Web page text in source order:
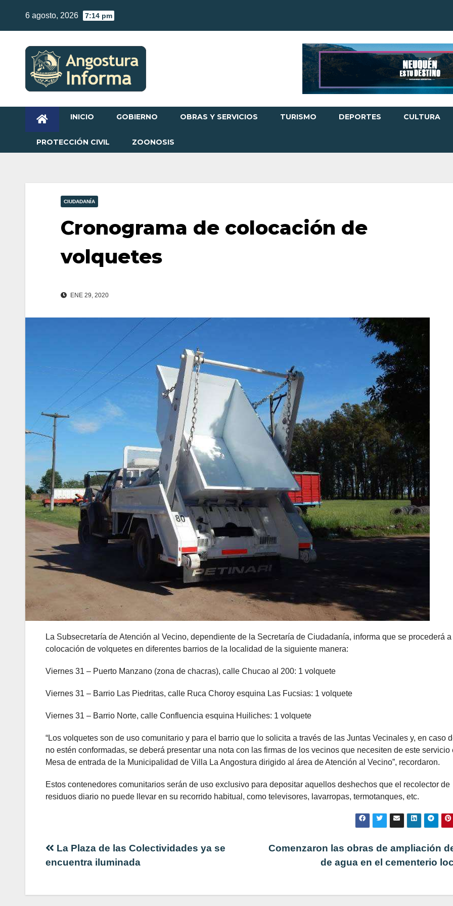
content
6 agosto, 2026 7:14 pm
INICIO GOBIERNO OBRAS Y SERVICIOS TURISMO DEPORTES CULTURA
PROTECCIÓN CIVIL ZOONOSIS
CIUDADANÍA
Cronograma de colocación de
volquetes
ENE 29, 2020
La Subsecretaría de Atención al Vecino, dependiente de la Secretaría de Ciudadanía, informa que se procederá
colocación de volquetes en diferentes barrios de la localidad de la siguiente manera:
Viernes 31 – Puerto Manzano (zona de chacras), calle Chucao al 200: 1 volquete
Viernes 31 – Barrio Las Piedritas, calle Ruca Choroy esquina Las Fucsias: 1 volquete
Viernes 31 – Barrio Norte, calle Confluencia esquina Huiliches: 1 volquete
“Los volquetes son de uso comunitario y para el barrio que lo solicita a través de las Juntas Vecinales y, en caso
no estén conformadas, se deberá presentar una nota con las firmas de los vecinos que necesiten de este servicio
Mesa de entrada de la Municipalidad de Villa La Angostura dirigido al área de Atención al Vecino”, recordaron.
Estos contenedores comunitarios serán de uso exclusivo para depositar aquellos deshechos que el recolector de
residuos diario no puede llevar en su recorrido habitual, como televisores, lavarropas, termotanques, etc.
Navegación
entradas
Comenzaron las obras de ampliación
de agua en el cementerio
La Plaza de las Colectividades ya se
encuentra iluminada